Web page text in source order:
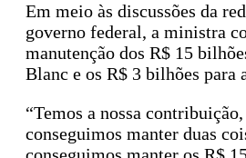
Em meio às discussões da
governo federal, a ministra
manutenção dos R$ 15
Blanc e os R$ 3 bilhões para
“Temos a nossa
conseguimos manter duas